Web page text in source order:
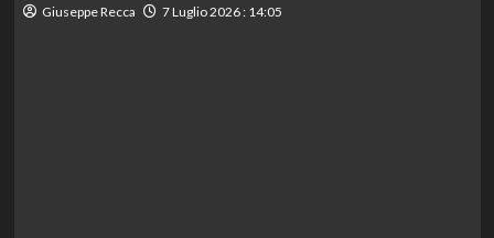
Giuseppe Recca 7 Luglio 2026 : 14:05